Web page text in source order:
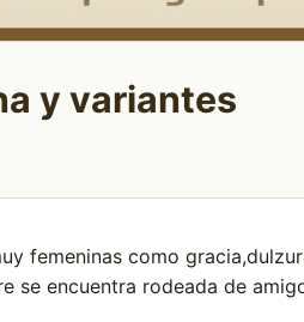
y variantes
femeninas como
se encuentra rodeada de